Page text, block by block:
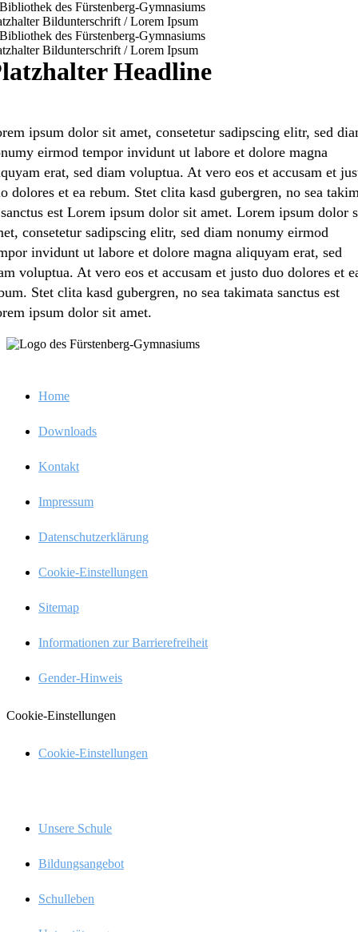
Bildun­ter­schrift / Lorem Ipsum
Bildun­ter­schrift / Lorem Ipsum
Headline
ipsum dolor sit amet, consete­tur sadipscing elitr, sed
eirmod tempor invidunt ut labore et dolore magna
erat, sed diam volup­tua. At vero eos et accusam et
dolores et ea rebum. Stet clita kasd guber­gren, no sea
est Lorem ipsum dolor sit amet. Lorem ipsum dolor
consete­tur sadipscing elitr, sed diam nonumy eirmod
invidunt ut labore et dolore magna aliquyam erat, sed
volup­tua. At vero eos et accusam et justo duo dolores et
Stet clita kasd guber­gren, no sea takima­ta sanctus est
ipsum dolor sit amet.
Home
Downloads
Kontakt
Impres­sum
Daten­schutz­er­klä­rung
Cookie-Einstel­­lun­­gen
Sitemap
Infor­ma­tio­nen zur Barrierefreiheit
Gender-Hinweis
Cookie-Einstel­lun­gen
Cookie-Einstel­­lun­­gen
Unsere Schule
Bildungs­an­ge­bot
Schul­le­ben